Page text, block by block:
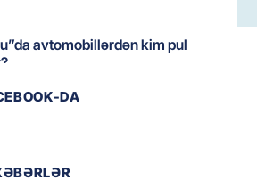
avtomobillərdən kim pul
REPORTAJ
DA